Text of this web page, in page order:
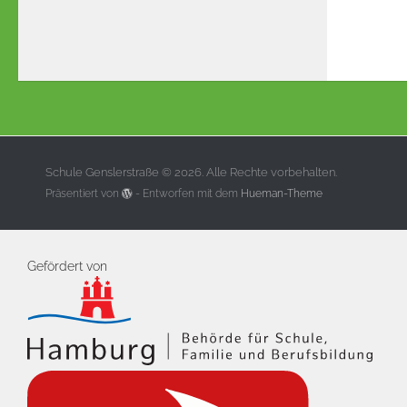
Schule Genslerstraße © 2026. Alle Rechte vorbehalten.
Präsentiert von - Entworfen mit dem Hueman-Theme
Gefördert von